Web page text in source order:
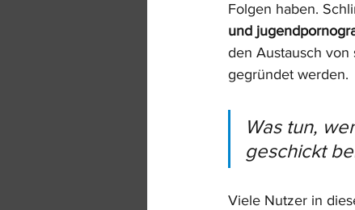
Folgen haben.
und
den Austausch von
gegründet werden.
Was tun,
geschickt
Viele Nutzer in